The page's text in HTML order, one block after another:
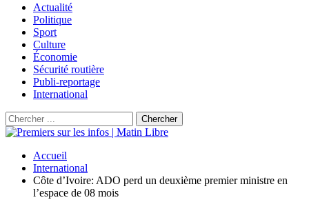
Actualité
Politique
Sport
Culture
Économie
Sécurité routière
Publi-reportage
International
Accueil
International
Côte d’Ivoire: ADO perd un deuxième premier ministre en
l’espace de 08 mois